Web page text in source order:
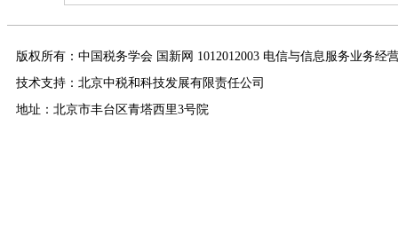
版权所有：中国税务学会 国新网 1012012003 电信与信息服务业务经
技术支持：北京中税和科技发展有限责任公司
地址：北京市丰台区青塔西里3号院